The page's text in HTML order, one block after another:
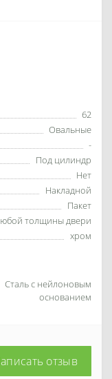
62
Овальные
-
Под цилиндр
Нет
Накладной
Пакет
толщины двери
хром
Сталь с нейлоновым
основанием
отзыв